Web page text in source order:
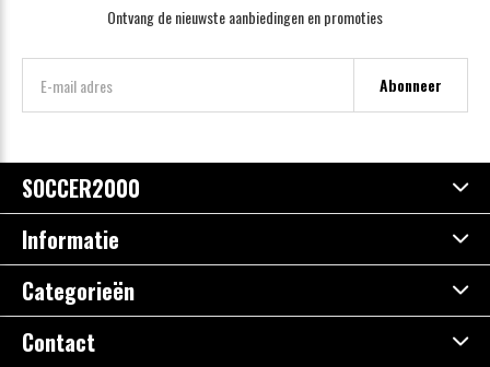
Ontvang de nieuwste aanbiedingen en promoties
Abonneer
SOCCER2000
Informatie
Categorieën
Contact